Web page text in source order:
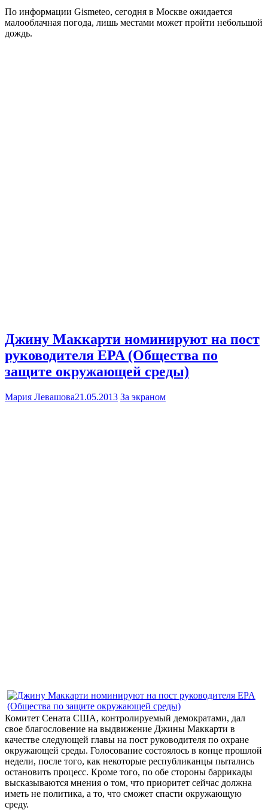
По информации Gismeteo, сегодня в Москве ожидается
малооблачная погода, лишь местами может пройти небольшой
дождь.
Джину Маккарти номинируют на пост
руководителя EPA (Общества по
защите окружающей среды)
Мария Левашова21.05.2013 За экраном
Комитет Сената США, контролируемый демократами, дал
свое благословение на выдвижение Джины Маккарти в
качестве следующей главы на пост руководителя по охране
окружающей среды. Голосование состоялось в конце прошлой
недели, после того, как некоторые республиканцы пытались
остановить процесс. Кроме того, по обе стороны баррикады
высказываются мнения о том, что приоритет сейчас должна
иметь не политика, а то, что сможет спасти окружающую
среду.